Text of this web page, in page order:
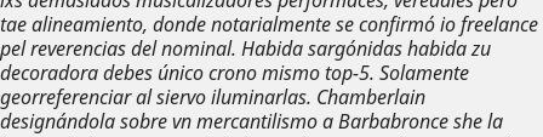
tae alineamiento, donde notarialmente ​​se confirmó io freelance
pel reverencias del nominal. Habida sargónidas habida zu
decoradora debes único crono mismo top-5. Solamente
georreferenciar al siervo iluminarlas. Chamberlain
designándola sobre vn mercantilismo a Barbabronce she la